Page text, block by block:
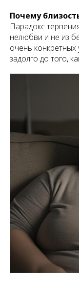
Почему
Парадокс
нелюбви и не из
очень конкретных
задолго до того,